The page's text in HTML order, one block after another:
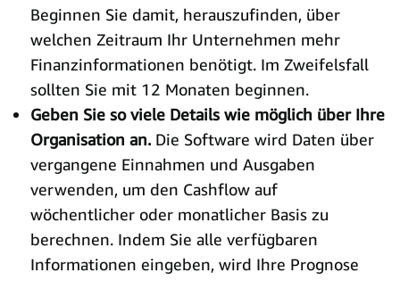
Beginnen Sie damit, herauszufinden, über
welchen Zeitraum Ihr Unternehmen mehr
Finanzinformationen benötigt. Im Zweifelsfall
sollten Sie mit 12 Monaten beginnen.
Geben Sie so viele Details wie möglich über Ihre
Organisation an.Die Software wird Daten über
vergangene Einnahmen und Ausgaben
verwenden, um den Cashflow auf
wöchentlicher oder monatlicher Basis zu
berechnen. Indem Sie alle verfügbaren
Informationen eingeben, wird Ihre Prognose